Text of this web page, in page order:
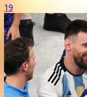
19